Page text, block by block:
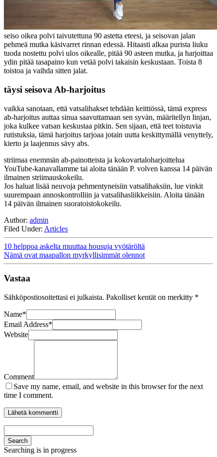
seiso oikea polvi taivutettuna 90 astetta eteesi, ja seisovan jalan
pehmeä mutka käsivarret rinnan edessä. Hitaasti alkaa purista liuku
tuoda nostettu polvi ulos oikealle, pitää 90 asteen mutka, ja harjoittaa
ydin pitää tasapaino kun vetää polvi takaisin keskustaan. Toista 8
toistoa ja vaihda sitten jalat.
täysi seisova Ab-harjoitus
vaikka sanotaan, että vatsalihakset tehdään keittiössä, tämä express
ab-harjoitus auttaa sinua saavuttamaan sen syvän, määritellyn linjan,
joka kulkee vatsan keskustaa pitkin. Sen sijaan, että teet toistuvia
rutistuksia, tämä harjoitus tarjoaa jotain uutta keskittymällä venyttely,
kierto ja laajennus sävy abs.
striimaa enemmän ab-painotteista ja kokovartaloharjoittelua
YouTube-kanavallamme tai aloita tänään P. volven kanssa 14 päivän
ilmainen striimauskokeilu.
Jos haluat lisää neuvoja pehmentyneisiin vatsalihaksiin, lue vinkit
suurempaan annoskontrolliin ja vatsalihasliikkeisiin. Aloita tänään
14 päivän ilmainen suoratoistokokeilu.
Author: admin
Filed Under: Articles
10 helppoa askelta muuttaa housuja vyötäröltä
Nämä ovat maapallon myrkyllisimmät olennot
Vastaa
Sähköpostiosoitettasi ei julkaista. Pakolliset kentät on merkitty *
Name*
Email Address*
Website
Comment
Save my name, email, and website in this browser for the next
time I comment.
Search
Searching is in progress